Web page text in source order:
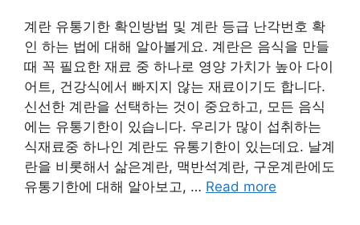
계란 유통기한 확인방법 및 계란 등급 난각번호 확
인 하는 법에 대해 알아볼게요. 계란은 음식을 만들
때 꼭 필요한 재료 중 하나로 영양 가치가 높아 다이
어트, 건강식에서 빠지지 않는 재료이기도 합니다.
신선한 계란을 선택하는 것이 중요하고, 모든 음식
에는 유통기한이 있습니다. 우리가 많이 섭취하는
식재료중 하나인 계란도 유통기한이 있는데요. 날계
란을 비롯해서 삶은계란, 맥반석계란, 구운계란에도
유통기한에 대해 알아보고, … Read more